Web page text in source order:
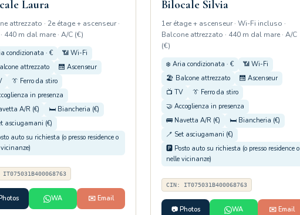
Laura
attrezzato · 2e étage + ascenseur ·
440 m dal mare · A/C (€)
condizionata · €
📶 Wi-Fi
attrezzato
🛗 Ascenseur
👔 Ferro da stiro
in presenza
A/R (€)
🛏️ Biancheria (€)
asciugamani (€)
auto su richiesta (o presso residence o
WA ✉️ Email
Bilocale Silvia
1er étage + ascenseur · Wi-Fi incluso ·
Balcone attrezzato · 440 m dal mare · A/C
(€)
❄️ Aria condizionata · €
📶 Wi-Fi
🏖️ Balcone attrezzato
🛗 Ascenseur
📺 TV
👔 Ferro da stiro
🤝 Accoglienza in presenza
🚌 Navetta A/R (€)
🛏️ Biancheria (€)
🪥 Set asciugamani (€)
🅿️ Posto auto su richiesta (o presso residence o
nelle vicinanze)
CIN: IT075031B400068763
📷 Photos WA ✉️ Email